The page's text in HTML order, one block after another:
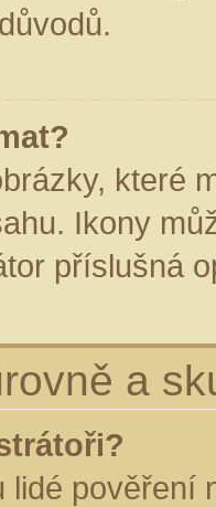
které
Ikony
příslušná
a
lidé pověření